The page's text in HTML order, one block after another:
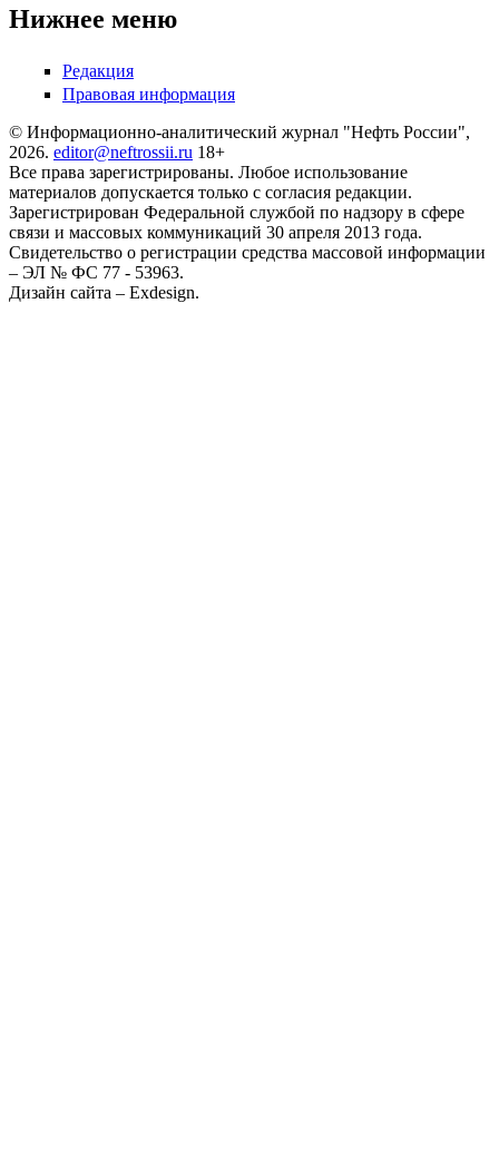
Нижнее меню
Редакция
Правовая информация
© Информационно-аналитический журнал "Нефть России",
2026. editor@neftrossii.ru 18+
Все права зарегистрированы. Любое использование
материалов допускается только с согласия редакции.
Зарегистрирован Федеральной службой по надзору в сфере
связи и массовых коммуникаций 30 апреля 2013 года.
Свидетельство о регистрации средства массовой информации
– ЭЛ № ФС 77 - 53963.
Дизайн сайта – Exdesign.